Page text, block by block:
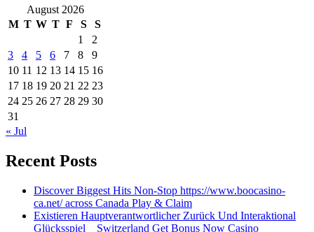
August 2026
M T W T F S
S
1
2
3
4 5 6 7 8
9
10 11 12 13 14 15 16
17 18 19 20 21 22 23
24 25 26 27 28 29 30
31
« Jul
Recent Posts
Discover Biggest Hits Non-Stop https://www.boocasino-
ca.net/ across Canada Play & Claim
Existieren Hauptverantwortlicher Zurück Und Interaktional
Glücksspiel _ Switzerland Get Bonus Now Casino